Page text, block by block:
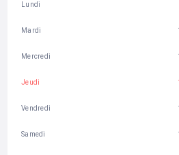
Lundi
Mardi
Mercredi
Jeudi
Vendredi
Samedi